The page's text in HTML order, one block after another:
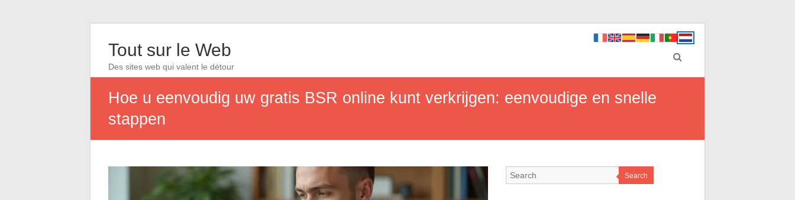
Tout sur le Web
Des sites web qui valent le détour
Hoe u eenvoudig uw gratis BSR online kunt verkrijgen: eenvoudige en snelle
stappen
Search